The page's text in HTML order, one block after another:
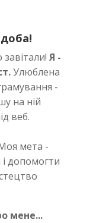
Я -
Улюблена
-
на ній
веб.
мета -
і допомогти
мене...